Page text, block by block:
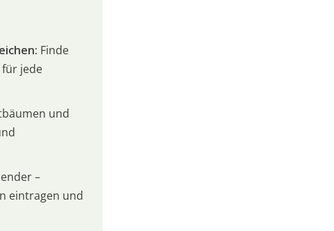
Finde
jede
und
–
eintragen und